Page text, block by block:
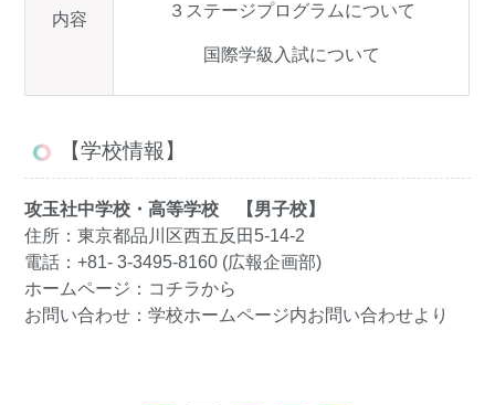
内容 ３ステージプログラムについて
国際学級入試について
【学校情報】
攻玉社中学校・高等学校 【男子校】
住所：東京都品川区西五反田5-14-2
電話：+81- 3-3495-8160 (広報企画部)
ホームページ： コチラから
お問い合わせ：学校ホームページ内お問い合わせより